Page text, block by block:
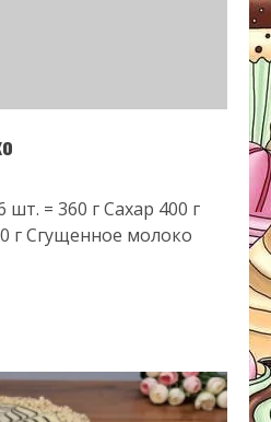
= 360 г Сахар 400 г
г Сгущенное молоко